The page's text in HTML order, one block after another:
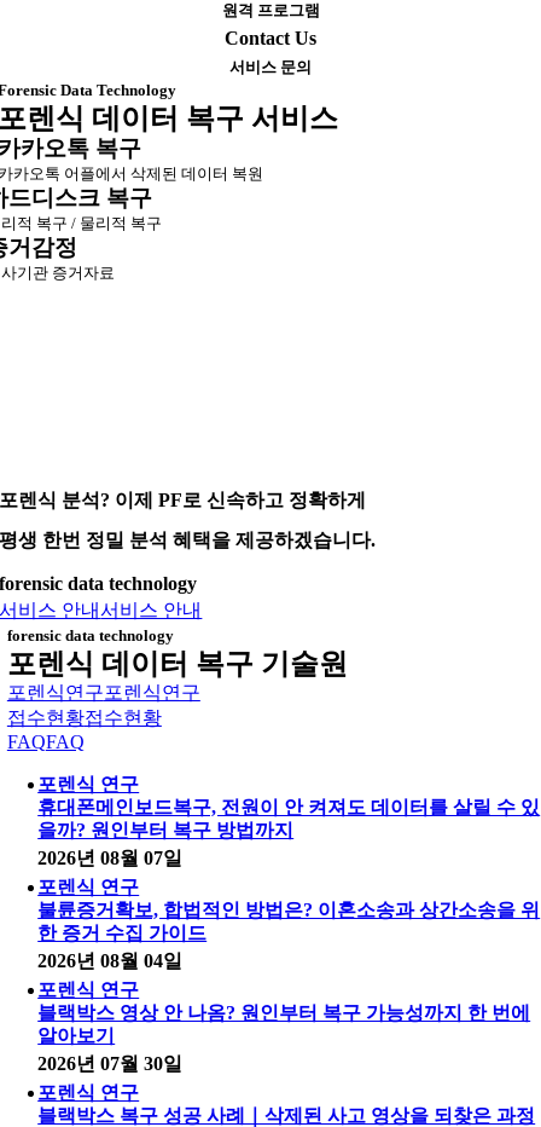
원격 프로그램
Contact Us
서비스 문의
Data Technology
렌식 데이터 복구 서비스
카오톡 복구
카오톡 어플에서 삭제된 데이터 복원
드디스크 복구
적 복구 / 물리적 복구
거감정
기관 증거자료
포렌식 분석? 이제 PF로 신속하고 정확하게
평생 한번 정밀 분석 혜택을 제공하겠습니다.
forensic data technology
서비스 안내서비스 안내
forensic data technology
포렌식 데이터 복구 기술원
포렌식연구포렌식연구
접수현황접수현황
FAQFAQ
포렌식 연구
휴대폰메인보드복구, 전원이 안 켜져도 데이터를 살릴 수 있
을까? 원인부터 복구 방법까지
2026년 08월 07일
포렌식 연구
불륜증거확보, 합법적인 방법은? 이혼소송과 상간소송을 위
한 증거 수집 가이드
2026년 08월 04일
포렌식 연구
블랙박스 영상 안 나옴? 원인부터 복구 가능성까지 한 번에
알아보기
2026년 07월 30일
포렌식 연구
블랙박스 복구 성공 사례｜삭제된 사고 영상을 되찾은 과정